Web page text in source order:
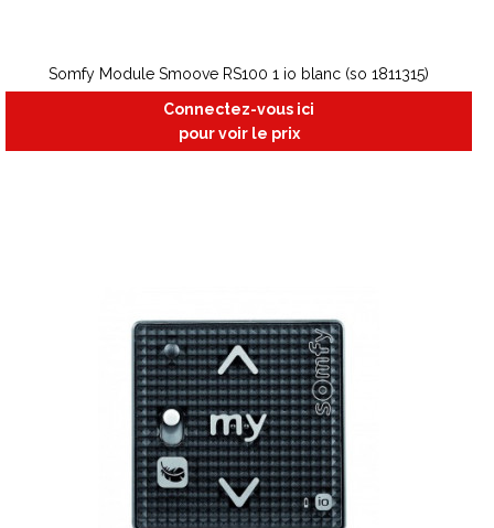
Somfy Module Smoove RS100 1 io blanc (so 1811315)
Connectez-vous ici
pour voir le prix